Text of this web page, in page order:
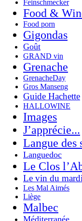
Feinschmecker
Food &
Food porn
Gigondas
Goût
GRAND vin
Grenache
GrenacheDay
Gros Manseng
Guide Hachette
HALLOWINE
Images
J’apprécie...
Langue des
Languedoc
Le Clos
Le vin du
Les Mal Aimés
Liège
Malbec